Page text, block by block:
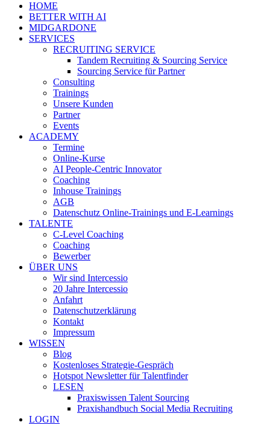
HOME
BETTER WITH AI
MIDGARDONE
SERVICES
RECRUITING SERVICE
Tandem Recruiting & Sourcing Service
Sourcing Service für Partner
Consulting
Trainings
Unsere Kunden
Partner
Events
ACADEMY
Termine
Online-Kurse
AI People-Centric Innovator
Coaching
Inhouse Trainings
AGB
Datenschutz Online-Trainings und E-Learnings
TALENTE
C-Level Coaching
Coaching
Bewerber
ÜBER UNS
Wir sind Intercessio
20 Jahre Intercessio
Anfahrt
Datenschutzerklärung
Kontakt
Impressum
WISSEN
Blog
Kostenloses Strategie-Gespräch
Hotspot Newsletter für Talentfinder
LESEN
Praxiswissen Talent Sourcing
Praxishandbuch Social Media Recruiting
LOGIN